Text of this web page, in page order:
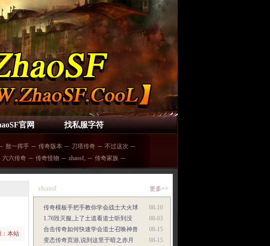
官网 找私服字符
敖一挥手 ─ 传奇版本 ─ 刀塔传奇 ─ 不过这次 ─
六六传奇 ─ 传奇怪物 ─ zhaosf, ─ 传奇家族 ─
：本站
zhaosf 更多>>
08-10
传奇模板手把手教你学会战士大火球
08-03
1.76毁灭服,上了土道看道士听到没
08-15
合击传奇如何快速学会道士召唤神兽
08-15
变态传奇页游,说到这里于暗之赤月